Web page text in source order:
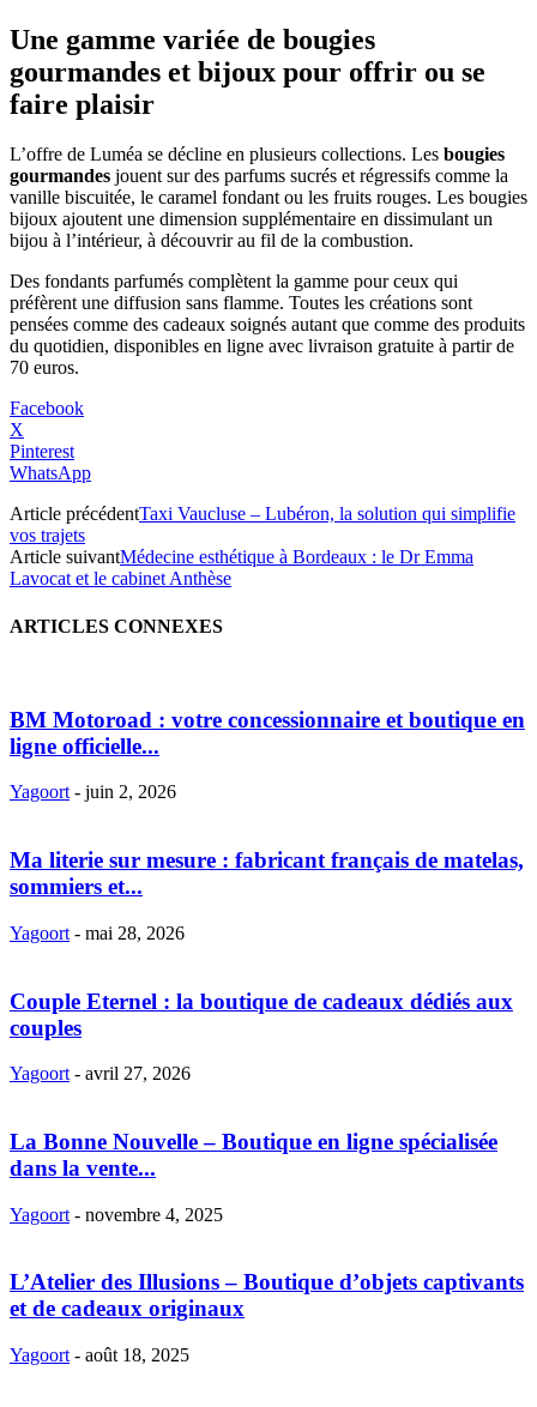
Une gamme variée de bougies
gourmandes et bijoux pour offrir ou se
faire plaisir
L’offre de Luméa se décline en plusieurs collections. Les bougies
gourmandes jouent sur des parfums sucrés et régressifs comme la
vanille biscuitée, le caramel fondant ou les fruits rouges. Les bougies
bijoux ajoutent une dimension supplémentaire en dissimulant un
bijou à l’intérieur, à découvrir au fil de la combustion.
Des fondants parfumés complètent la gamme pour ceux qui
préfèrent une diffusion sans flamme. Toutes les créations sont
pensées comme des cadeaux soignés autant que comme des produits
du quotidien, disponibles en ligne avec livraison gratuite à partir de
70 euros.
Facebook
X
Pinterest
WhatsApp
Article précédentTaxi Vaucluse – Lubéron, la solution qui simplifie
vos trajets
Article suivantMédecine esthétique à Bordeaux : le Dr Emma
Lavocat et le cabinet Anthèse
ARTICLES CONNEXES
BM Motoroad : votre concessionnaire et boutique en
ligne officielle...
Yagoort - juin 2, 2026
Ma literie sur mesure : fabricant français de matelas,
sommiers et...
Yagoort - mai 28, 2026
Couple Eternel : la boutique de cadeaux dédiés aux
couples
Yagoort - avril 27, 2026
La Bonne Nouvelle – Boutique en ligne spécialisée
dans la vente...
Yagoort - novembre 4, 2025
L’Atelier des Illusions – Boutique d’objets captivants
et de cadeaux originaux
Yagoort - août 18, 2025